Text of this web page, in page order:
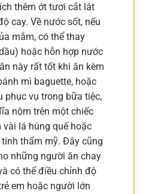
thêm ớt tươi cắt lát
cay. Về nước sốt, nếu
mắm, có thể thay
hoặc hỗn hợp nước
này rất tốt khi ăn kèm
mì baguette, hoặc
phục vụ trong bữa tiệc,
nộm trên một chiếc
lá húng quế hoặc
thẩm mỹ. Đây cũng
những người ăn chay
có thể điều chỉnh độ
em hoặc người lớn